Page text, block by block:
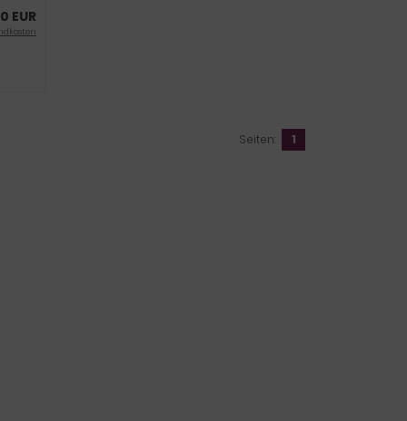
EUR
Seiten: 1